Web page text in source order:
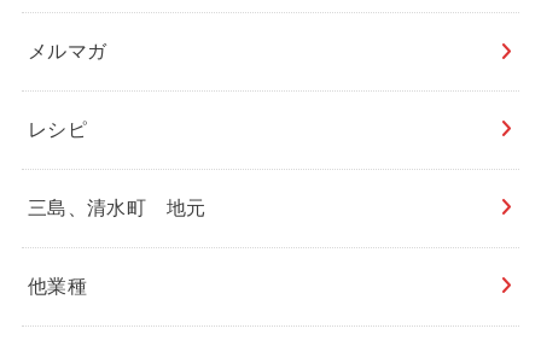
メルマガ
レシピ
三島、清水町 地元
他業種